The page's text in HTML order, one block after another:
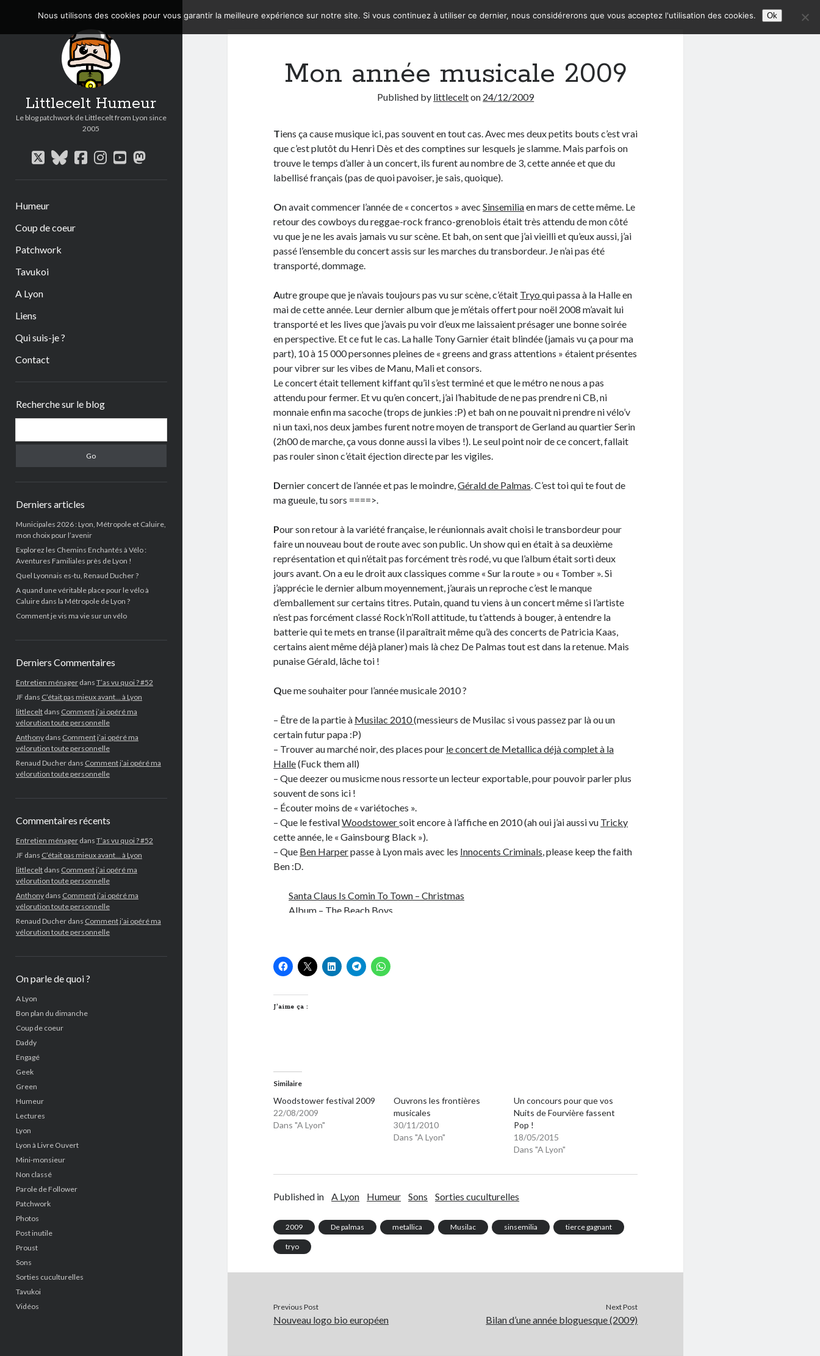
Littlecelt Humeur
Le blog patchwork de Littlecelt from Lyon since
2005
twitterbluesky
facebook
instagram
youtube
mastodon
Humeur
Coup de coeur
Patchwork
Tavukoi
A Lyon
Liens
Qui suis-je ?
Contact
Recherche sur le blog
Derniers articles
Municipales 2026 : Lyon, Métropole et Caluire,
mon choix pour l’avenir
Explorez les Chemins Enchantés à Vélo :
Aventures Familiales près de Lyon !
Quel Lyonnais es-tu, Renaud Ducher ?
A quand une véritable place pour le vélo à
Caluire dans la Métropole de Lyon ?
Comment je vis ma vie sur un vélo
Derniers Commentaires
Entretien ménagerdans T’as vu quoi ? #52
JF dans C’était pas mieux avant… à Lyon
littleceltdans Comment j’ai opéré ma
vélorution toute personnelle
Anthonydans Comment j’ai opéré ma
vélorution toute personnelle
Renaud Ducherdans Comment j’ai opéré ma
vélorution toute personnelle
Commentaires récents
Entretien ménagerdans T’as vu quoi ? #52
JF dans C’était pas mieux avant… à Lyon
littleceltdans Comment j’ai opéré ma
vélorution toute personnelle
Anthonydans Comment j’ai opéré ma
vélorution toute personnelle
Renaud Ducherdans Comment j’ai opéré ma
vélorution toute personnelle
On parle de quoi ?
A Lyon
Bon plan du dimanche
Coup de coeur
Daddy
Engagé
Geek
Green
Humeur
Lectures
Lyon
Lyon à Livre Ouvert
Mini-monsieur
Non classé
Parole de Follower
Patchwork
Photos
Post inutile
Proust
Sons
Sorties cuculturelles
Tavukoi
Vidéos
Mon année musicale 2009
Published by littlecelton 24/12/2009
Tiens ça cause musique ici, pas souvent en tout cas. Avec mes deux petits bouts c’est vrai
que c’est plutôt du Henri Dès et des comptines sur lesquels je slamme. Mais parfois on
trouve le temps d’aller à un concert, ils furent au nombre de 3, cette année et que du
labellisé français (pas de quoi pavoiser, je sais, quoique).
On avait commencer l’année de « concertos » avecSinsemiliaen mars de cette même. Le
retour des cowboys du reggae-rock franco-grenoblois était très attendu de mon côté
vu que je ne les avais jamais vu sur scène. Et bah, on sent que j’ai vieilli et qu’eux aussi, j’ai
passé l’ensemble du concert assis sur les marches du transbordeur. Je n’ai pas été
transporté, dommage.
Autre groupe que je n’avais toujours pas vu sur scène, c’était Tryoqui passa à la Halle en
mai de cette année. Leur dernier album que je m’étais offert pour noël 2008 m’avait lui
transporté et les lives que j’avais pu voir d’eux me laissaient présager une bonne soirée
en perspective. Et ce fut le cas. La halle Tony Garnier était blindée (jamais vu ça pour ma
part), 10 à 15 000 personnes pleines de « greens and grass attentions » étaient présentes
pour vibrer sur les vibes de Manu, Mali et consors.
Le concert était tellement kiffant qu’il s’est terminé et que le métro ne nous a pas
attendu pour fermer. Et vu qu’en concert, j’ai l’habitude de ne pas prendre ni CB, ni
monnaie enfin ma sacoche (trops de junkies :P) et bah on ne pouvait ni prendre ni vélo’v
ni un taxi, nos deux jambes furent notre moyen de transport de Gerland au quartier Serin
(2h00 de marche, ça vous donne aussi la vibes !). Le seul point noir de ce concert, fallait
pas rouler sinon c’était éjection directe par les vigiles.
Dernier concert de l’année et pas le moindre,Gérald de Palmas. C’est toi qui te fout de
ma gueule, tu sors ====>.
Pour son retour à la variété française, le réunionnais avait choisi le transbordeur pour
faire un nouveau bout de route avec son public. Un show qui en était à sa deuxième
représentation et qui n’était pas forcément très rodé, vu que l’album était sorti deux
jours avant. On a eu le droit aux classiques comme « Sur la route » ou « Tomber ». Si
j’apprécie le dernier album moyennement, j’aurais un reproche c’est le manque
d’emballement sur certains titres. Putain, quand tu viens à un concert même si l’artiste
n’est pas forcément classé Rock’n’Roll attitude, tu t’attends à bouger, à entendre la
batterie qui te mets en transe (il paraîtrait même qu’à des concerts de Patricia Kaas,
certains aient même déjà planer) mais là chez De Palmas tout est dans la retenue. Mais
punaise Gérald, lâche toi !
Que me souhaiter pour l’année musicale 2010 ?
– Être de la partie à Musilac 2010(messieurs de Musilac si vous passez par là ou un
certain futur papa :P)
– Trouver au marché noir, des places pour le concert de Metallica déjà complet à la
Halle(Fuck them all)
– Que deezer ou musicme nous ressorte un lecteur exportable, pour pouvoir parler plus
souvent de sons ici !
– Écouter moins de « variétoches ».
– Que le festivalWoodstowersoit encore à l’affiche en 2010 (ah oui j’ai aussi vu Tricky
cette année, le « Gainsbourg Black »).
– Que Ben Harperpasse à Lyon mais avec les Innocents Criminals, please keep the faith
Ben :D.
Santa Claus Is Comin To Town – Christmas
Album – The Beach Boys
J’aime ça :
Similaire
Woodstower festival 2009
22/08/2009
Dans "A Lyon"
Ouvrons les frontières
musicales
30/11/2010
Dans "A Lyon"
Un concours pour que vos
Nuits de Fourvière fassent
Pop !
18/05/2015
Dans "A Lyon"
Published in A Lyon Humeur Sons Sorties cuculturelles
2009 De palmas metallica Musilac sinsemilia tierce gagnant
tryo
Previous Post
Nouveau logo bio européen
Next Post
Bilan d’une année bloguesque (2009)
Nous utilisons des cookies pour vous garantir la meilleure expérience sur notre site. Si vous continuez à utiliser ce dernier, nous considérerons que vous acceptez l'utilisation des cookies. Ok